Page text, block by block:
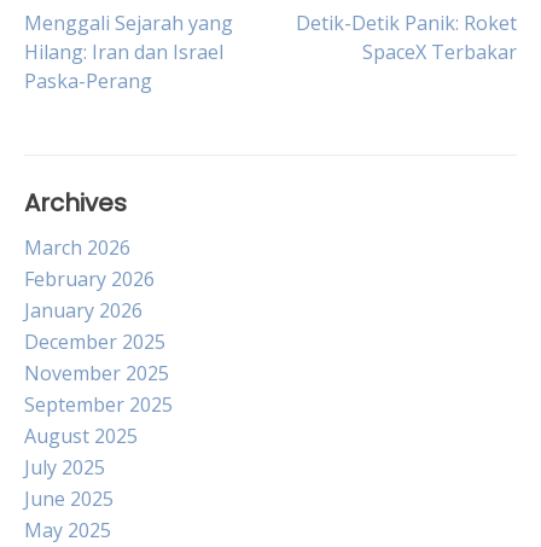
Post
navigation
Menggali Sejarah yang
Hilang: Iran dan Israel
Paska-Perang
Detik-Detik Panik: Roket
SpaceX Terbakar
Archives
March 2026
February 2026
January 2026
December 2025
November 2025
September 2025
August 2025
July 2025
June 2025
May 2025